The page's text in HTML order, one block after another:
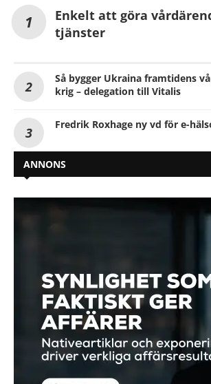
Enkelt att göra
tjänster
Så bygger Ukraina framtidens
krig – delegation till Vitalis
Fredrik Roxhage ny vd för e-
ANNONS